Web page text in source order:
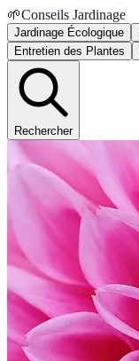
🌱Conseils Jardinage
Jardinage Écologique
Entretien des Plantes
Rechercher